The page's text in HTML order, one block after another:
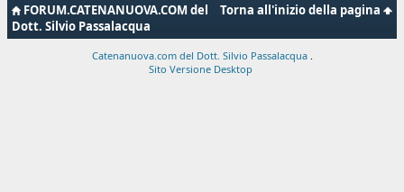
Torna all'inizio della pagina
FORUM.CATENANUOVA.COM del
Dott. Silvio Passalacqua
Catenanuova.com del Dott. Silvio Passalacqua
Sito Versione Desktop